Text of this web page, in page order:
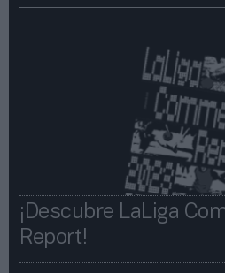
¡Descubre LaLiga
Report!​​